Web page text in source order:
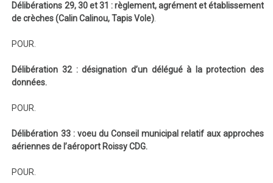
Délibérations 29, 30 et 31 : règlement, agrément et établissement
de crèches (Calin Calinou, Tapis Vole)
POUR.
Délibération 32 : désignation d’un délégué à la protection des
données.
POUR.
Délibération 33 : voeu du Conseil municipal relatif aux approches
aériennes de l’aéroport Roissy CDG.
POUR.